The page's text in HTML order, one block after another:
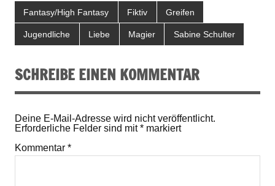
Fantasy/High Fantasy Fiktiv Greifen
Jugendliche Liebe Magier Sabine Schulter
SCHREIBE EINEN KOMMENTAR
Deine E-Mail-Adresse wird nicht veröffentlicht.
Erforderliche Felder sind mit* markiert
Kommentar *